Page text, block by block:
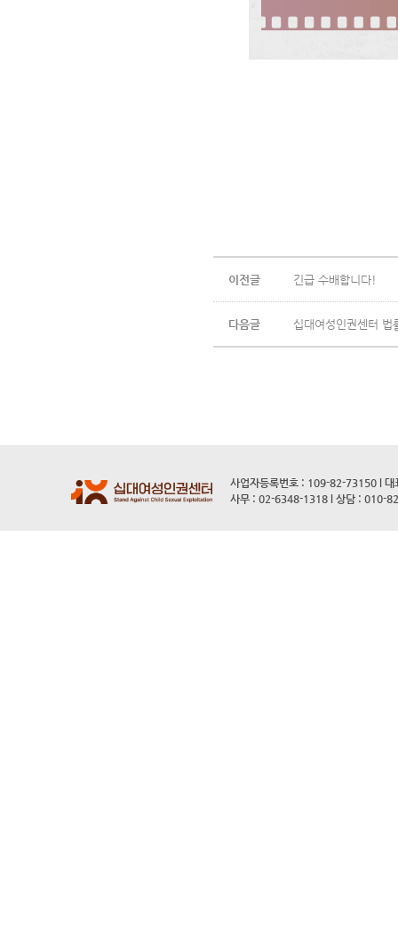
이전글 긴급 수배합니다!
다음글 십대여성인권센터 법
사업자등록번호 : 109-82-73150 l 대
사무 : 02-6348-1318 l 상담 : 010-